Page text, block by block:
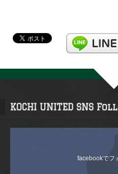
KOCHI UNITED SNS
facebookでフ